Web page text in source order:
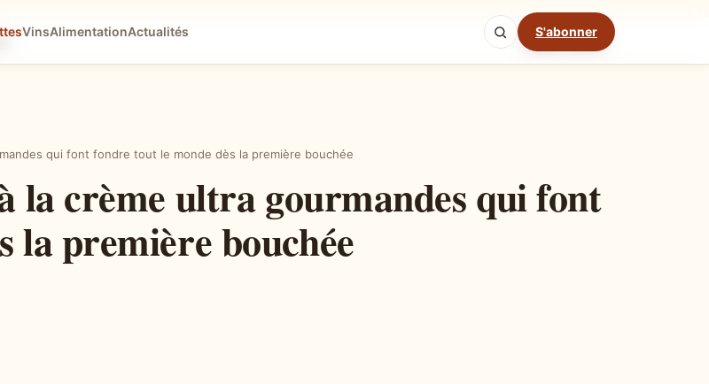
VinsAlimentationActualités S'abonner
Mode cuisine
qui font fondre tout le monde dès la première bouchée
la crème ultra gourmandes qui font
la première bouchée